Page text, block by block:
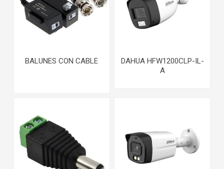
BALUNES CON CABLE
DAHUA HFW1200CLP-IL-
A